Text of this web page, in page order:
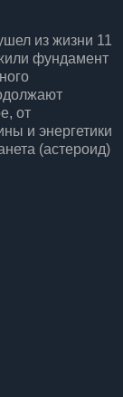
из жизни 11
фундамент
от
и энергетики
(астероид)